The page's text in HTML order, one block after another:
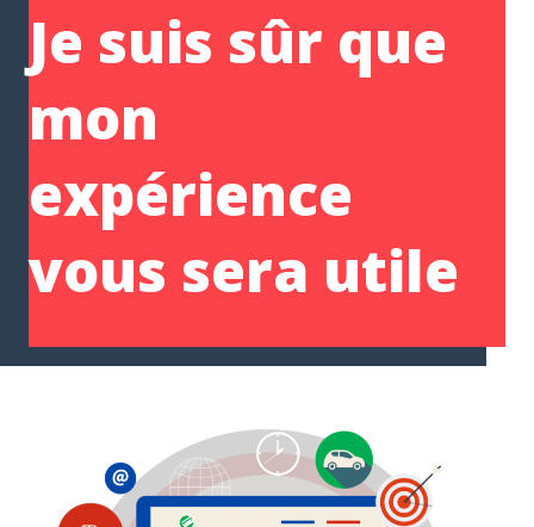
Je suis sûr que
mon
expérience
vous sera utile